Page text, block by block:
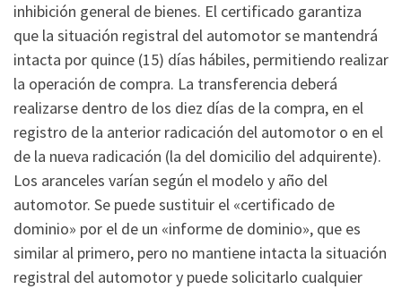
inhibición general de bienes. El certificado garantiza
que la situación registral del automotor se mantendrá
intacta por quince (15) días hábiles, permitiendo realizar
la operación de compra. La transferencia deberá
realizarse dentro de los diez días de la compra, en el
registro de la anterior radicación del automotor o en el
de la nueva radicación (la del domicilio del adquirente).
Los aranceles varían según el modelo y año del
automotor. Se puede sustituir el «certificado de
dominio» por el de un «informe de dominio», que es
similar al primero, pero no mantiene intacta la situación
registral del automotor y puede solicitarlo cualquier